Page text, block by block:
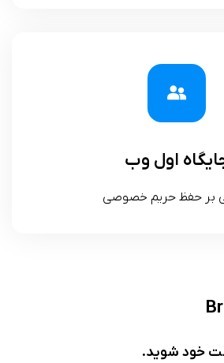
اول وب
بر حفظ حریم خصوصی
خود شوید.